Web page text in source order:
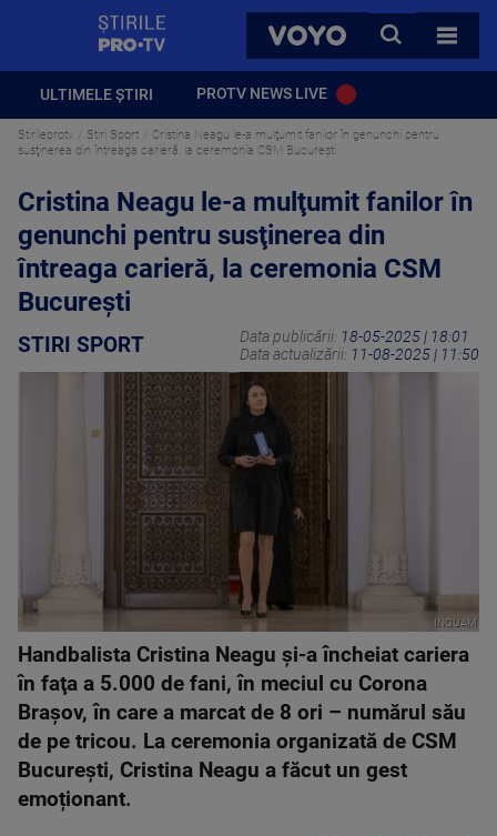
VOYO
CAUTA
TOATE
ULTIMELE ȘTIRI PROTV NEWS LIVE
Stirileprotv Stiri Sport
Cristina Neagu le-a mulţumit fanilor în genunchi pentru
susţinerea din întreaga carieră, la ceremonia CSM București
Cristina Neagu le-a mulţumit fanilor în
genunchi pentru susţinerea din
întreaga carieră, la ceremonia CSM
București
STIRI SPORT Data publicării: 18-05-2025 | 18:01
Data actualizării: 11-08-2025 | 11:50
INQUAM
Handbalista Cristina Neagu şi-a încheiat cariera
în faţa a 5.000 de fani, în meciul cu Corona
Braşov, în care a marcat de 8 ori – numărul său
de pe tricou. La ceremonia organizată de CSM
Bucureşti, Cristina Neagu a făcut un gest
emoționant.